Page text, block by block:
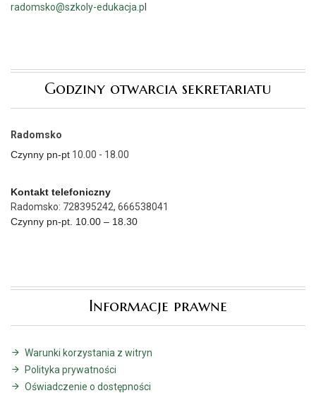
radomsko@szkoly-edukacja.p
Godziny otwarcia sekretariatu
Radomsko
Czynny pn-pt 10.00 - 18.00
Kontakt telefoniczny
Radomsko: 728395242, 666538041
Czynny pn-pt. 10.00 – 18.30
Informacje prawne
Warunki korzystania z witryn
Polityka prywatności
Oświadczenie o dostępności